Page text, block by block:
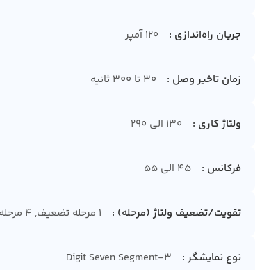
جریان راه‌اندازی 120 آمپر
زمان تاخیر وصل 30 تا 300 ثانیه
ولتاژ کاری 130 الی 290
فرکانس 45 الی 55
تقویت/تضعیف ولتاژ (مرحله) 1 مرحله تضعیف, 4 مرحله تقویت
نوع نمایشگر 3-Digit Seven Segment